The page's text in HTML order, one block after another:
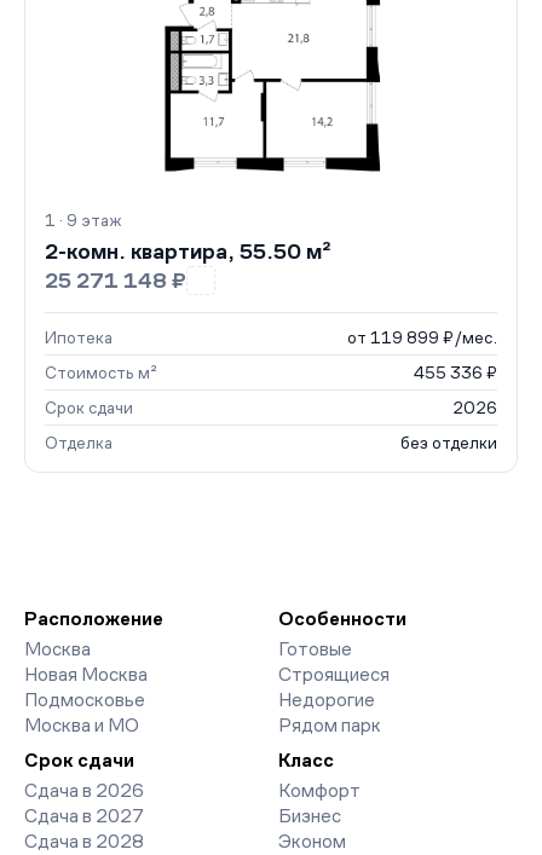
1 · 9 этаж
2-комн. квартира, 55.50 м²
25 271 148 ₽
Ипотека
от 119 899 ₽/мес.
Стоимость м²
455 336 ₽
Срок сдачи
2026
Отделка
без отделки
Расположение
Москва
Новая Москва
Подмосковье
Москва и МО
Особенности
Готовые
Строящиеся
Недорогие
Рядом парк
Срок сдачи
Сдача в 2026
Сдача в 2027
Сдача в 2028
Класс
Комфорт
Бизнес
Эконом